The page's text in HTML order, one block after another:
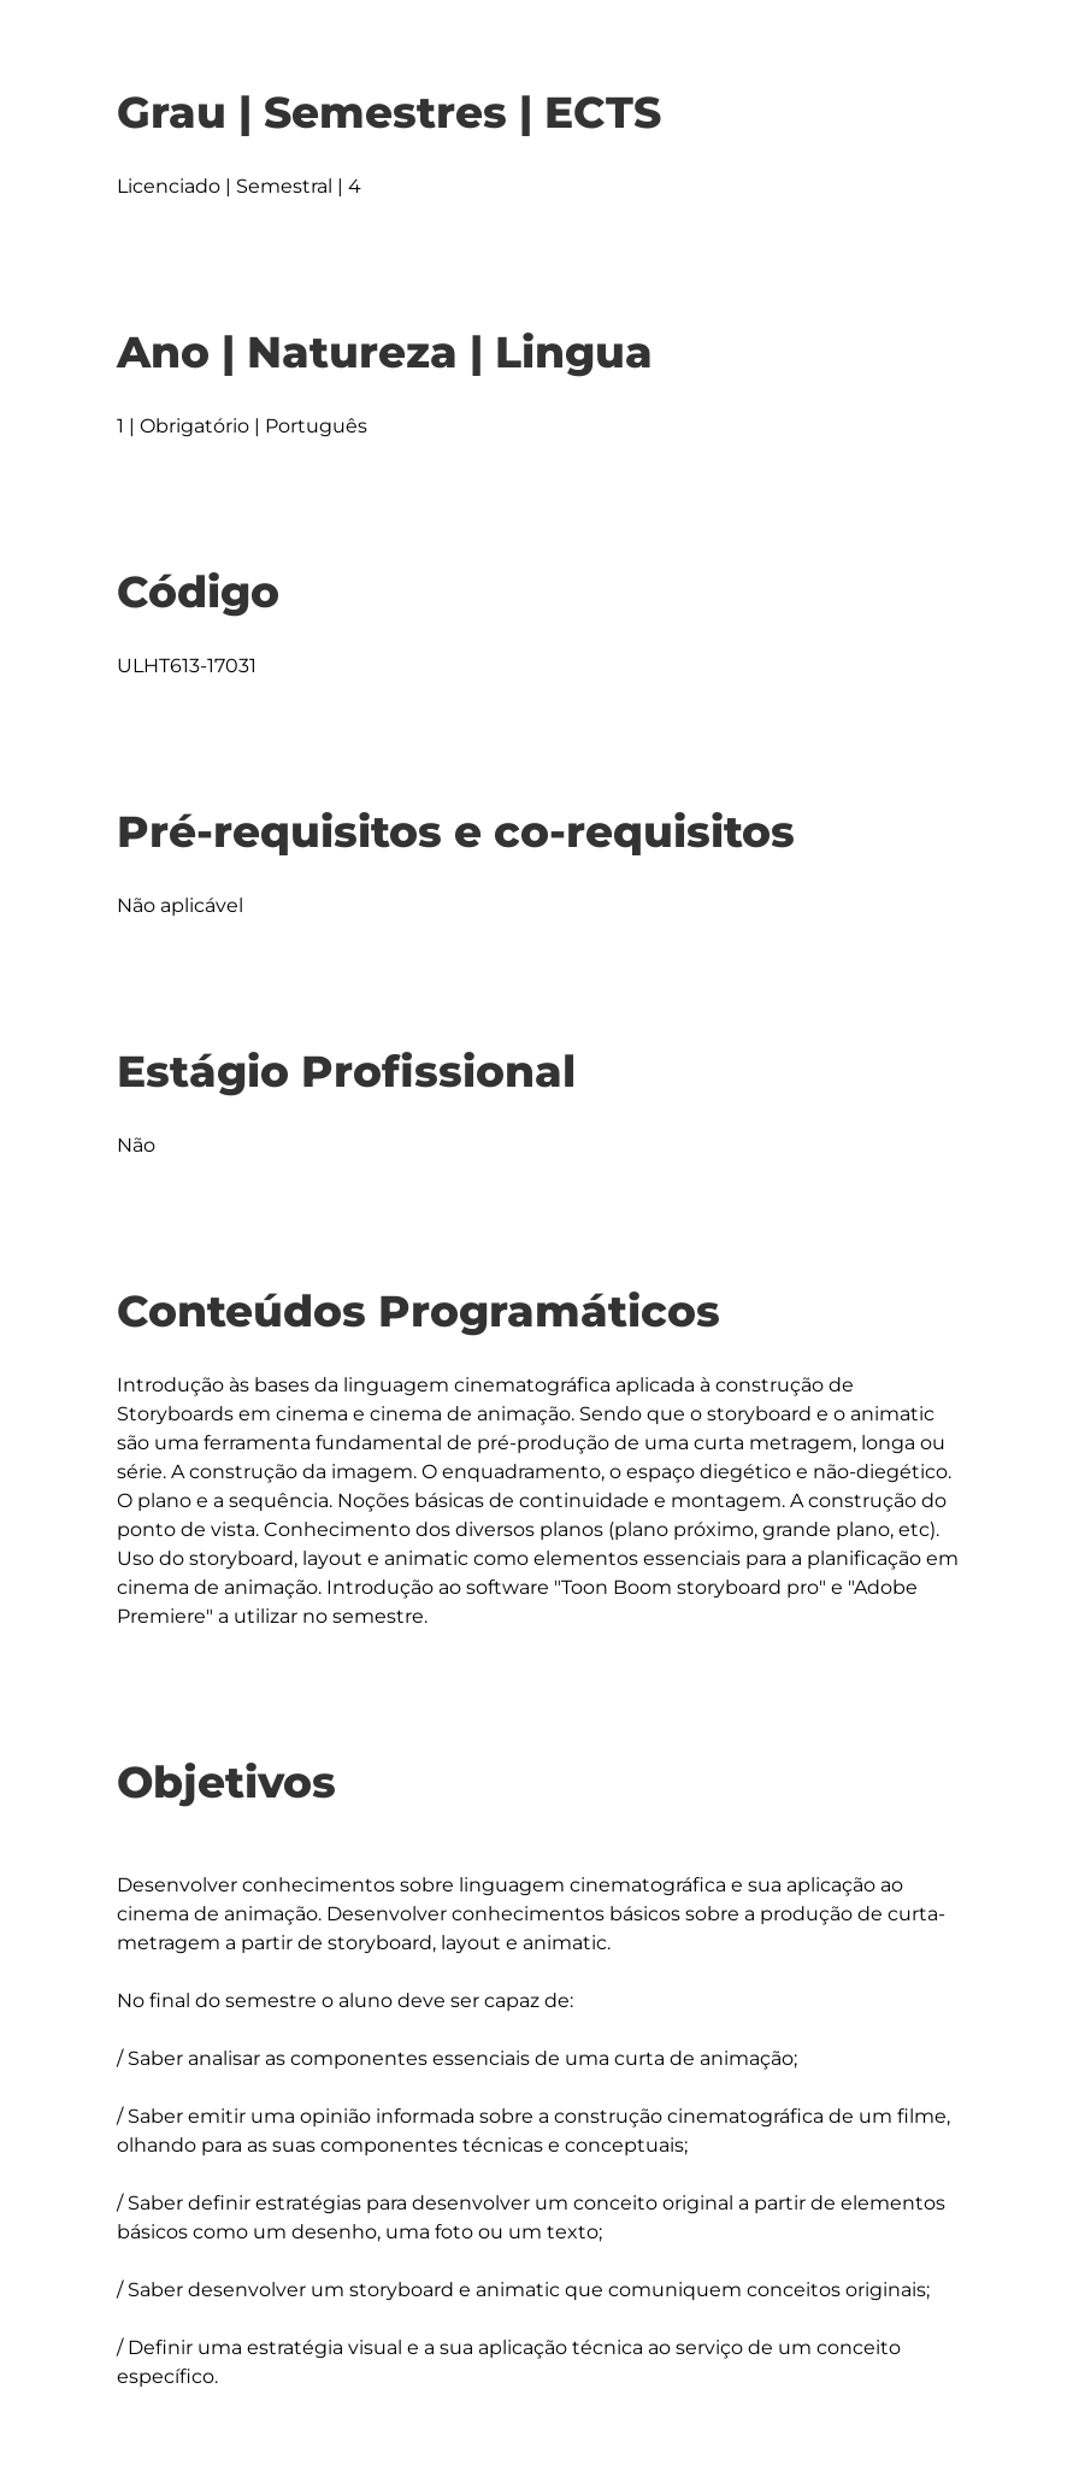
Grau | Semestres | ECTS
Licenciado | Semestral | 4
Ano | Natureza | Lingua
1 | Obrigatório | Português
Código
ULHT613-17031
Pré-requisitos e co-requisitos
Não aplicável
Estágio Profissional
Não
Conteúdos Programáticos
Introdução às bases da linguagem cinematográfica aplicada à construção de
Storyboards em cinema e cinema de animação. Sendo que o storyboard e o animatic
são uma ferramenta fundamental de pré-produção de uma curta metragem, longa ou
série. A construção da imagem. O enquadramento, o espaço diegético e não-diegético.
O plano e a sequência. Noções básicas de continuidade e montagem. A construção do
ponto de vista. Conhecimento dos diversos planos (plano próximo, grande plano, etc).
Uso do storyboard, layout e animatic como elementos essenciais para a planificação em
cinema de animação. Introdução ao software "Toon Boom storyboard pro" e "Adobe
Objetivos
Desenvolver conhecimentos sobre linguagem cinematográfica e sua aplicação ao
cinema de animação. Desenvolver conhecimentos básicos sobre a produção de curta-
metragem a partir de storyboard, layout e animatic.
No final do semestre o aluno deve ser capaz de:
/ Saber analisar as componentes essenciais de uma curta de animação;
/ Saber emitir uma opinião informada sobre a construção cinematográfica de um filme,
olhando para as suas componentes técnicas e conceptuais;
/ Saber definir estratégias para desenvolver um conceito original a partir de elementos
básicos como um desenho, uma foto ou um texto;
/ Saber desenvolver um storyboard e animatic que comuniquem conceitos originais;
/ Definir uma estratégia visual e a sua aplicação técnica ao serviço de um conceito
específico.